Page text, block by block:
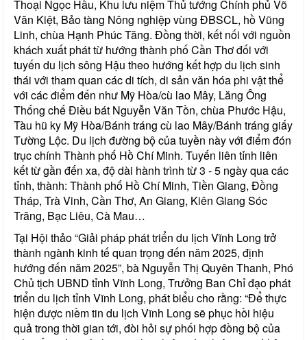
Thoại Ngọc Hầu, Khu lưu niệm Thủ tướng Chính phủ Võ
Văn Kiệt, Bảo tàng Nông nghiệp vùng ĐBSCL, hồ Vũng
Linh, chùa Hạnh Phúc Tăng. Đồng thời, kết nối với nguồn
khách xuất phát từ hướng thành phố Cần Thơ đối với
tuyến du lịch sông Hậu theo hướng kết hợp du lịch sinh
thái với tham quan các di tích, di sản văn hóa phi vật thể
với các điểm đến như Mỹ Hòa/cù lao Mây, Lăng Ông
Thống chế Điều bát Nguyễn Văn Tồn, chùa Phước Hậu,
Tàu hũ ky Mỹ Hòa/Bánh tráng cù lao Mây/Bánh tráng giấy
Tường Lộc. Du lịch đường bộ của tuyền này với điểm đón
trục chính Thành phố Hồ Chí Minh. Tuyến liên tỉnh liên
kết từ gần đến xa, độ dài hành trình từ 3 - 5 ngày qua các
tỉnh, thành: Thành phố Hồ Chí Minh, Tiền Giang, Đồng
Tháp, Trà Vinh, Cần Thơ, An Giang, Kiên Giang Sóc
Trăng, Bạc Liêu, Cà Mau…
Tại Hội thảo “Giải pháp phát triển du lịch Vĩnh Long trở
thành ngành kinh tế quan trọng đến năm 2025, định
hướng đến năm 2025”, bà Nguyễn Thị Quyên Thanh, Phó
Chủ tịch UBND tỉnh Vĩnh Long, Trưởng Ban Chỉ đạo phát
triển du lịch tỉnh Vĩnh Long, phát biểu cho rằng: “Để thực
hiện được niềm tin du lịch Vĩnh Long sẽ phục hồi hiệu
quả trong thời gian tới, đòi hỏi sự phối hợp đồng bộ của